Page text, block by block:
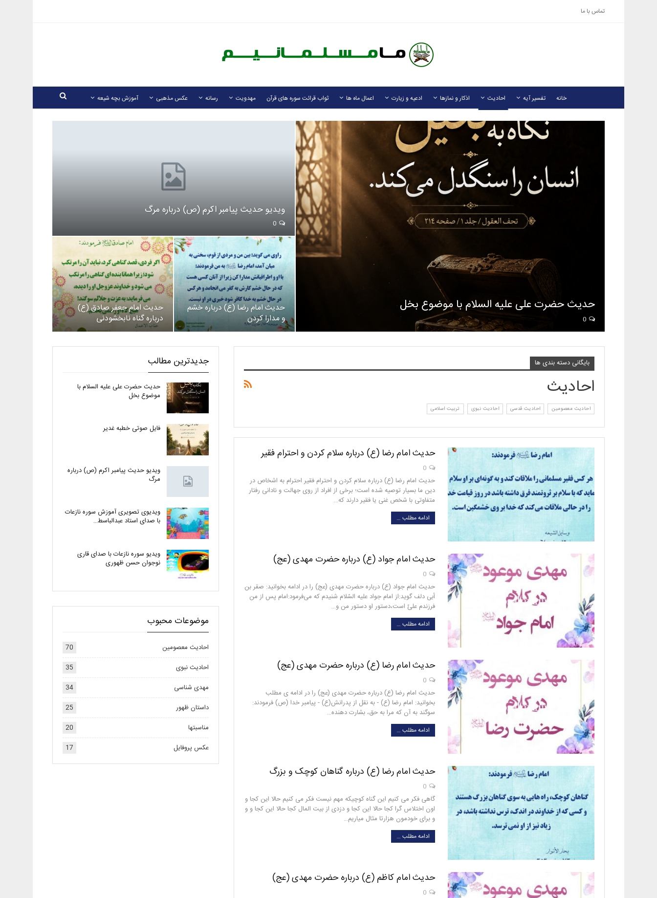
تماس با ما
خانه تفسیر آیه احادیث اذکار و نمازها ادعیه و زیارت اعمال ماه ها ثواب قرائت سوره های قرآن مهدویت رسانه عکس مذهبی آموزش بچه شیعه
حدیث حضرت علی علیه السلام با موضوع بخل
ویدیو حدیث پیامبر اکرم (ص) درباره مرگ
حدیث امام رضا (ع) درباره خشم
و مدارا کردن
حدیث امام جعفر صادق (ع)
درباره گناه نابخشودنی
بایگانی دسته بندی ها
احادیث
احادیث معصومین احادیث قدسی احادیث نبوی تربیت اسلامی
حدیث امام رضا (ع) درباره سلام کردن و احترام فقیر
حدیث امام رضا (ع) درباره سلام کردن و احترام فقیر احترام به اشخاص در
دین ما بسیار توصیه شده است؛ برخی از افراد از روی جهالت و نادانی رفتار
متفاوتی با شخص غنی یا فقیر دارند که…
ادامه مطلب …
حدیث امام جواد (ع) درباره حضرت مهدی (عج)
حدیث امام جواد (ع) درباره حضرت مهدی (عج) را در ادامه بخوانید: صقر بن
أبى دلف گويد:از امام جواد عليه السّلام شنيدم كه مى‌فرمود:امام پس از من
فرزندم علىّ‌ است،دستور او دستور من و…
ادامه مطلب …
حدیث امام رضا (ع) درباره حضرت مهدی (عج)
حدیث امام رضا (ع) درباره حضرت مهدی (عج) را در ادامه ی مطلب
بخوانید: امام رضا (ع) - به نقل از پدرانش(ع) - پیامبر خدا (ص) فرمودند:
سوگند به آن که مرا به حق، بشارت دهنده…
ادامه مطلب …
حدیث امام رضا (ع) درباره گناهان کوچک و بزرگ
گاهی فکر می کنیم این گناه کوچیکه مهم نیست فکر می کنیم حالا این کجا و
اون اختلاس گرا کجا حالا این کجا و دزدی از بیت المال کجا حالا این کجا و و
و برای خودمون هزارتا مثال میاریم…
ادامه مطلب …
حدیث امام کاظم (ع) درباره حضرت مهدی (عج)
جدیدترین مطالب
حدیث حضرت علی علیه السلام با
موضوع بخل
فایل صوتی خطبه غدیر
ویدیو حدیث پیامبر اکرم (ص) درباره
مرگ
ویدیوی تصویری آموزش سوره نازعات
با صدای استاد عبدالباسط…
ویدیو سوره نازعات با صدای قاری
نوجوان حسن ظهوری
موضوعات محبوب
احادیث معصومین
70
احادیث نبوی
35
مهدی شناسی
34
داستان ظهور
25
مناسبتها
20
عکس پروفایل
17